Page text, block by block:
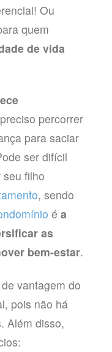
Ou
quem
de vida
percorrer
para saciar
ser difícil
filho
, sendo
é a
as
bem-estar.
vantagem do
pois não há
Além disso,